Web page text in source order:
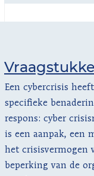
Een cybercrisis
specifieke
respons: cyber
is een aanpak, een
het crisisvermogen
beperking van de